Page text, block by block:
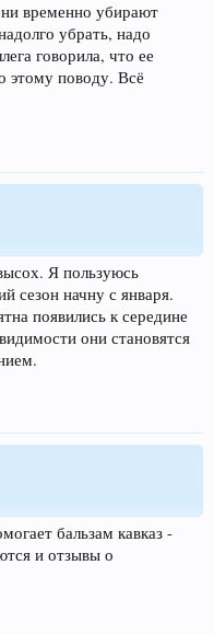
временно убирают
убрать, надо
говорила, что ее
этому поводу. Всё
Я пользуюсь
сезон начну с января.
появились к середине
они становятся
бальзам кавказ -
и отзывы о